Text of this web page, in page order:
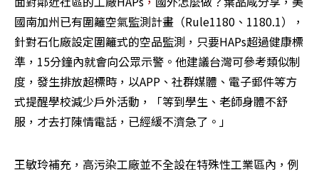
國南加州已有圍籬空氣監測計畫（Rule1180、1180.1），
針對石化廠設定圍籬式的空品監測，只要HAPs超過健康標
準，15分鐘內就會向公眾示警。他建議台灣可參考類似制
度，發生排放超標時，以APP、社群媒體、電子郵件等方
式提醒學校減少戶外活動，「等到學生、老師身體不舒
服，才去打陳情電話，已經緩不濟急了。」
王敏玲補充，高污染工廠並不全設在特殊性工業區內，例